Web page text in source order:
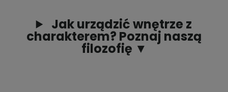
Jak urządzić wnętrze z
charakterem? Poznaj naszą
filozofię ▼